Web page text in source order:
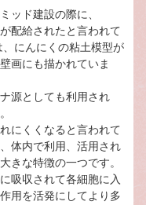
ッド建設の際に、
配給されたと言われて
にんにくの粘土模型が
画にも描かれていま
源としても利用され
にくくなると言われて
体内で利用、活用され
きな特徴の一つです。
吸収されて各細胞に入
用を活発にしてより多